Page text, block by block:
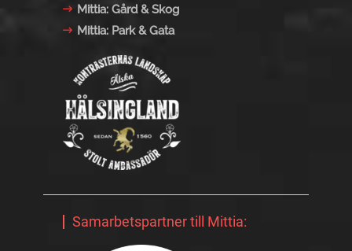
Mittia: Gård & Skog
Mittia: Park & Gata
Samarbetspartner till Mittia: